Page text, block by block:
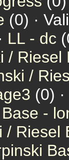
(0) ·
LL - dc
/ Riesel
/
(0) ·
-
/ Riesel